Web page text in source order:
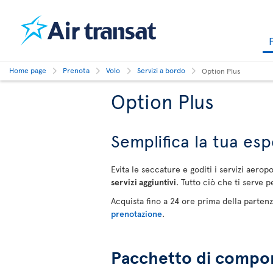
Home page Prenota Volo Servizi a bordo Option Plus
Option Plus
Semplifica la tua
Evita le seccature e goditi i servizi
servizi aggiuntivi. Tutto ciò che ti serve
Acquista fino a 24 ore prima della
prenotazione.
Pacchetto di